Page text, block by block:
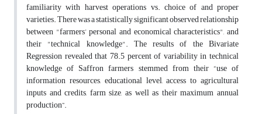
familiarity with harvest operations vs. choice of and proper
varieties. There was a statistically significant observed relationship
between "farmers’ personal and economical characteristics", and
their "technical knowledge". The results of the Bivariate
Regression revealed that 78.5 percent of variability in technical
knowledge of Saffron farmers stemmed from their “use of
information resources, educational level, access to agricultural
inputs and credits, farm size, as well as their maximum annual
production”.